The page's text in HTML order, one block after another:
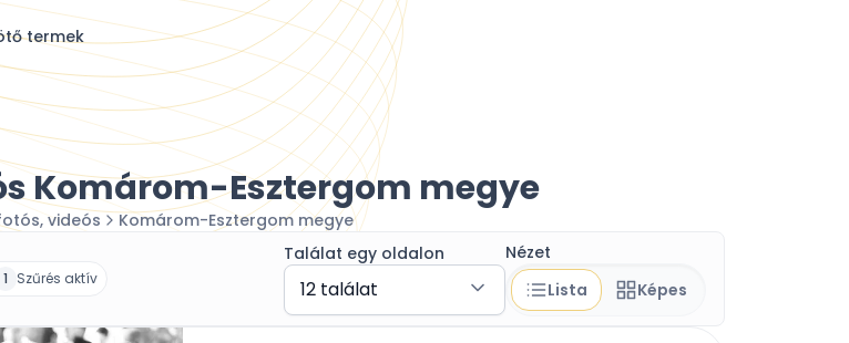
termek
Komárom-Esztergom megye
videós Komárom-Esztergom megye
1 Szűrés aktív
Találat egy oldalon
12 találat
Nézet
Lista
Képes